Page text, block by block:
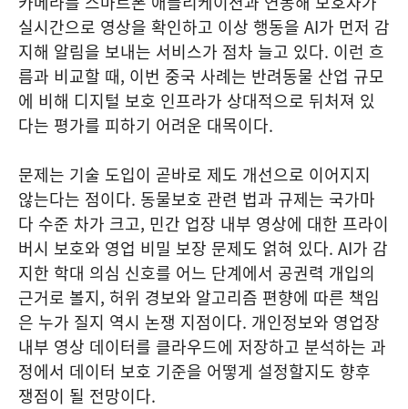
실시간으로 영상을 확인하고 이상 행동을 AI가 먼저 감
지해 알림을 보내는 서비스가 점차 늘고 있다. 이런 흐
름과 비교할 때, 이번 중국 사례는 반려동물 산업 규모
에 비해 디지털 보호 인프라가 상대적으로 뒤처져 있
다는 평가를 피하기 어려운 대목이다.
문제는 기술 도입이 곧바로 제도 개선으로 이어지지
않는다는 점이다. 동물보호 관련 법과 규제는 국가마
다 수준 차가 크고, 민간 업장 내부 영상에 대한 프라이
버시 보호와 영업 비밀 보장 문제도 얽혀 있다. AI가 감
지한 학대 의심 신호를 어느 단계에서 공권력 개입의
근거로 볼지, 허위 경보와 알고리즘 편향에 따른 책임
은 누가 질지 역시 논쟁 지점이다. 개인정보와 영업장
내부 영상 데이터를 클라우드에 저장하고 분석하는 과
정에서 데이터 보호 기준을 어떻게 설정할지도 향후
쟁점이 될 전망이다.